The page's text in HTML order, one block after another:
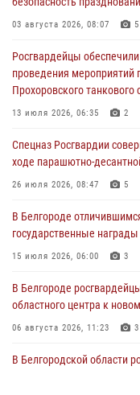
Росгвардия призывает
затягивать с
Росгвардейцы спасли
белгородского
04 августа 2026, 10:43
За неделю белгородские
правонарушений
04 августа 2026, 06:03
Сотрудники Росгвардии
товаров из гипермаркета
03 августа 2026, 13:29
03 августа 2026, 08:07 5
Росгвардейцы
проведения
Прохоровского танкового
13 июля 2026, 06:35 2
Спецназ Росгвардии
ходе парашютно-
26 июля 2026, 08:47 5
В Белгороде
государственные награды
15 июля 2026, 06:00 3
В Белгороде
областного центра к
06 августа 2026, 11:23 3
В Белгородской области